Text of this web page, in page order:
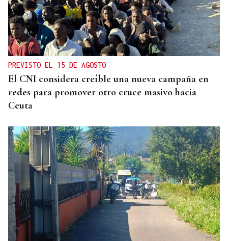
PREVISTO EL 15 DE AGOSTO
El CNI considera creíble una nueva campaña en
redes para promover otro cruce masivo hacia
Ceuta